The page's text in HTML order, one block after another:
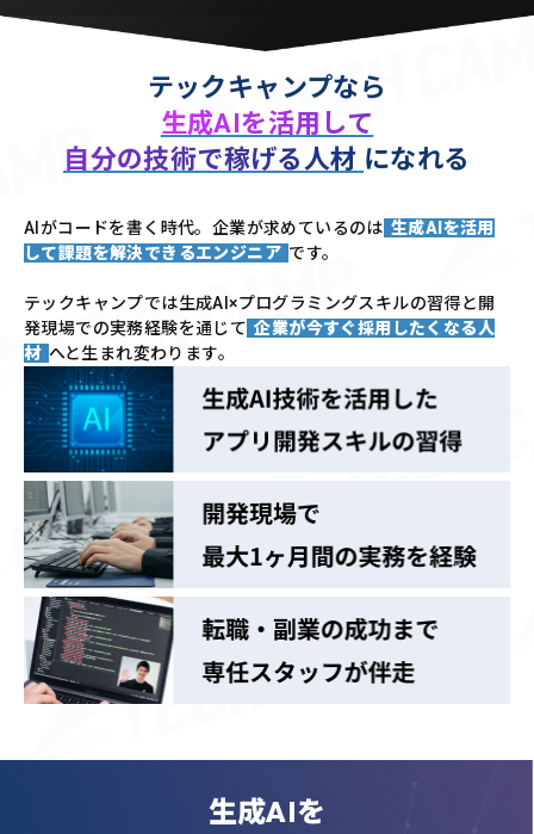
テックキャンプなら
生成AIを活用して
自分の技術で稼げる人材 になれる
AIがコードを書く時代。企業が求めているのは 生成AIを活用
して課題を解決できるエンジニア です。
テックキャンプでは生成AI×プログラミングスキルの習得と開
発現場での実務経験を通じて 企業が今すぐ採用したくなる人
材 へと生まれ変わります。
生成AIを